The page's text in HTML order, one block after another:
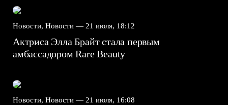
Новости, Новости — 21 июля, 18:12
Актриса Элла Брайт стала первым
амбассадором Rare Beauty
Новости, Новости — 21 июля, 16:08